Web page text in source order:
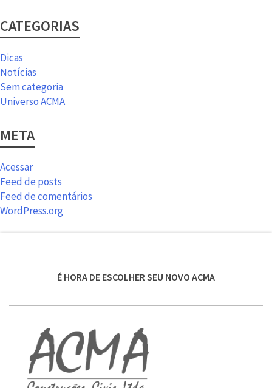
CATEGORIAS
Dicas
Notícias
Sem categoria
Universo ACMA
META
Acessar
Feed de posts
Feed de comentários
WordPress.org
É HORA DE ESCOLHER SEU NOVO ACMA